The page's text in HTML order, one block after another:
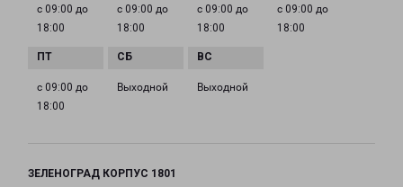
с 09:00 до
18:00
с 09:00 до
18:00
с 09:00 до
18:00
с 09:00 до
18:00
с 09:00 до
18:00
Выходной Выходной
ЗЕЛЕНОГРАД КОРПУС 1801